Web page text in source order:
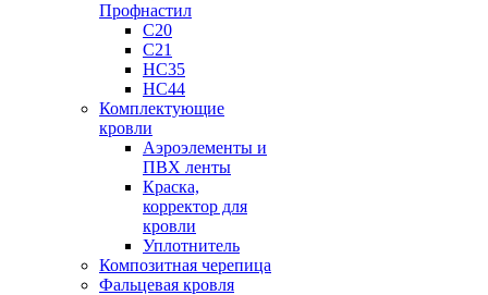
Профнастил
C20
C21
НС35
НС44
Комплектующие
кровли
Аэроэлементы и
ПВХ ленты
Краска,
корректор для
кровли
Уплотнитель
Композитная черепица
Фальцевая кровля